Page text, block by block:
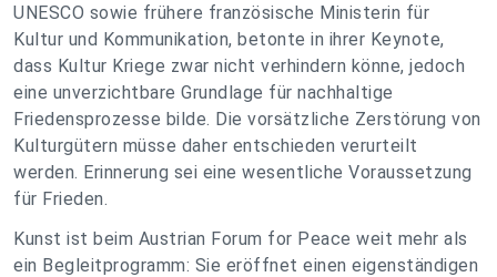
UNESCO sowie frühere französische Ministerin für
Kultur und Kommunikation, betonte in ihrer Keynote,
dass Kultur Kriege zwar nicht verhindern könne, jedoch
eine unverzichtbare Grundlage für nachhaltige
Friedensprozesse bilde. Die vorsätzliche Zerstörung von
Kulturgütern müsse daher entschieden verurteilt
werden. Erinnerung sei eine wesentliche Voraussetzung
für Frieden.
Kunst ist beim Austrian Forum for Peace weit mehr als
ein Begleitprogramm: Sie eröffnet einen eigenständigen